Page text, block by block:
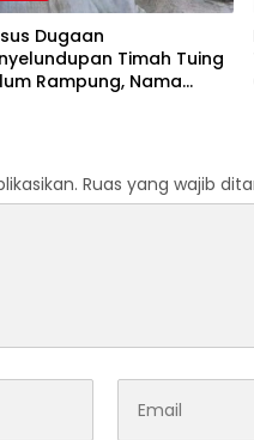
Dugaan
Timah Tuing
Rampung, Nama
Ruas yang wajib